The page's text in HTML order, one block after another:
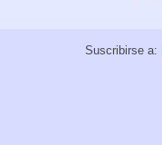
Suscribirse a: